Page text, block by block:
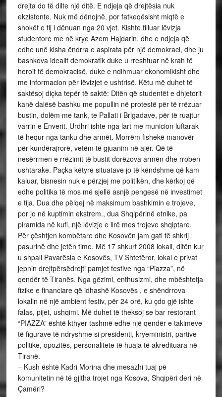
drejta do të dilte një ditë. E ndjeja që drejtësia nuk
ekzistonte. Nuk më dënojnë, por fatkeqësisht miqtë e
shokët e tij i dënuan nga 20 vjet. Kishte filluar lëvizja
studentore me në krye Azem Hajdarin, dhe e ndjeja që
edhe unë kisha ëndrra e aspirata për një demokraci, dhe ju
bashkova idealit demokratik duke u rreshtuar në krah të
heroit të demokracisë, duke e ndihmuar ekonomikisht dhe
me informacion për lëvizjet e ushtrisë. Këtu më duhet të
saktësoj diçka tepër të saktë: Ditën që studentët e dhjetorit
kanë dalësë bashku me popullin në protestë për të rrëzuar
bustin, dolëm me tank, te Pallati i Brigadave, për të ruajtur
varrin e Enverit. Urdhri ishte nga lart me municion luftarak
të hequr nga tanku dhe armët. Morrëm fishekë manovër
për kundërajrorë, vetëm të gjuanim në ajër. Që të
nesërrmen e rrëzimit të bustit dorëzova armën dhe rroben
ushtarake. Paçka këtyre situatave jo të këndshme që kam
kaluar, bisnesin nuk e përzjej me politikën, dhe kërkoj që
edhe politika të mos më sjellë asnjë pengesë në investimet
e tija. Dua dhe pëlqej në maksimum bashkimin e trojeve,
por jo në kuptimin ekstrem., dua Shqipërinë etnike, pa
piramida në kufi, një lëvizje e lirë mes trojeve shqiptare.
Për çështjen kombëtare dhe Kosovën jam gati të shkrij
pasurinë dhe jetën time. Më 17 shkurt 2008 lokali, ditën kur
u shpall Pavarësia e Kosovës, TV Shtetëror, lokal e privat
jepnin drejtpërsëdrejti pamjet festive nga “Piazza”, në
qendër të Tiranës. Nga gëzimi, enthusizmi, dhe mbështetja
fizike e financiare që idhashë Kosovës , e shëndrrova
lokalin në një ambient festiv, për 24 orë, ku çdo gjë ishte
falas, pijet, ushqimi. Më duhet të theksoj se bar restorant
“PIAZZA” është kthyer tashmë edhe një qendër e takimeve
të figurave të ndryshme si presidenti, kryeministri, partive
politike, opozitës, personalitete të huaja të akredituara në
Tiranë.
– Kush është Kadri Morina dhe mesazhi tuaj pë
komunitetin në të gjitha trojet nga Kosova, Shqipëri deri në
Çamëri?